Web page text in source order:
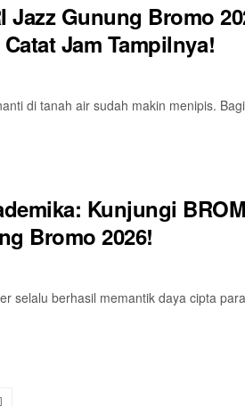
Gunung Bromo
Jam Tampilnya!
di tanah air sudah makin menipis.
Kunjungi
Bromo 2026!
selalu berhasil memantik daya cipta